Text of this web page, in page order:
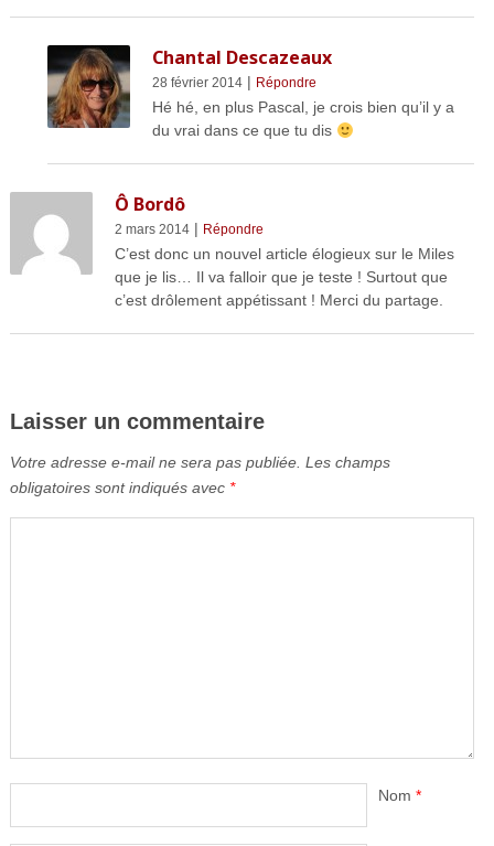
Chantal Descazeaux
28 février 2014| Répondre
Hé hé, en plus Pascal, je crois bien qu’il y a
du vrai dans ce que tu dis
Ô Bordô
2 mars 2014| Répondre
C’est donc un nouvel article élogieux sur le Miles
que je lis… Il va falloir que je teste ! Surtout que
c’est drôlement appétissant ! Merci du partage.
Laisser un commentaire
Votre adresse e-mail ne sera pas publiée. Les champs
obligatoires sont indiqués avec *
Nom *